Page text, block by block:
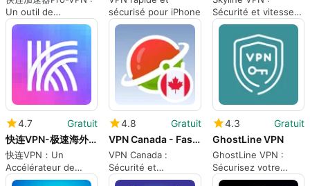
Un outil de
connexion rapide
sécurisé pour iPhone
Sécurité et vitesse
au rendez-vous
4.7
Gratuit
快连VPN-极速海外加速器 无限流量
快连VPN：Un
Accélérateur de
Réseau Rapide
4.8
Gratuit
VPN Canada - Fast Private
VPN Canada :
Sécurité et
anonymat en ligne
4.3
Gratuit
GhostLine VPN
GhostLine VPN :
Sécurisez votre
navigation en ligne